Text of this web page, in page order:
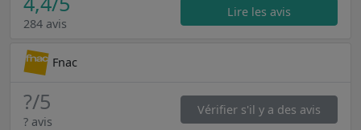
284 avis
Lire les avis
Fnac
?/5
? avis
Vérifier s'il y a des avis